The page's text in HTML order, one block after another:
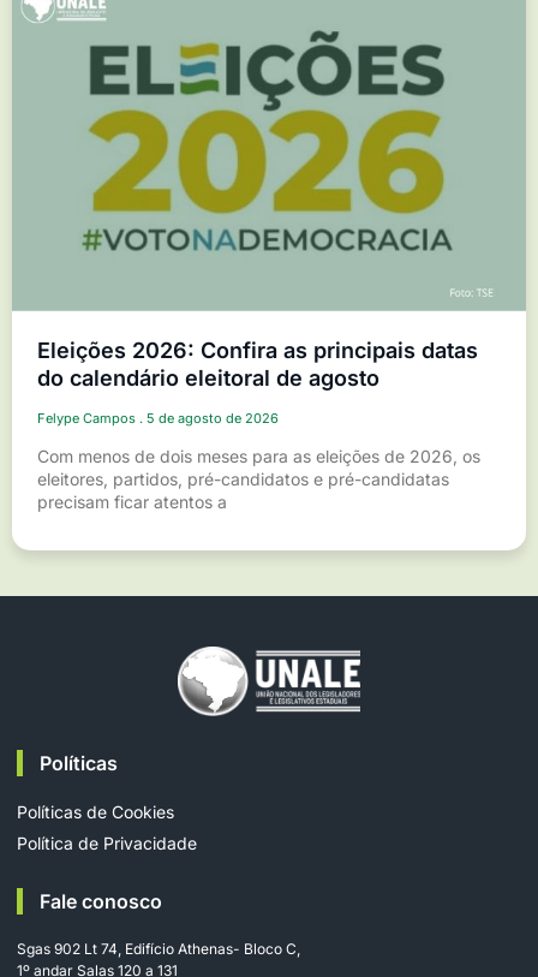
Eleições 2026: Confira as principais datas
do calendário eleitoral de agosto
Felype Campos 5 de agosto de 2026
Com menos de dois meses para as eleições de 2026, os
eleitores, partidos, pré-candidatos e pré-candidatas
precisam ficar atentos a
Políticas
Políticas de Cookies
Política de Privacidade
Fale conosco
Sgas 902 Lt 74, Edifício Athenas- Bloco C,
1º andar Salas 120 a 131